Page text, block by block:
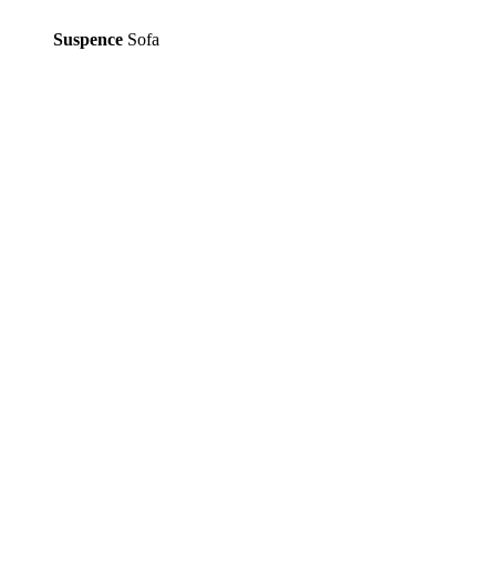
Suspence Sofa